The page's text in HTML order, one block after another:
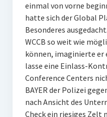
einmal von vorne
hatte sich der Global
Besonderes
WCCB so weit wie
können, imaginierte er
lasse eine Einlass-
Conference Centers
BAYER der Polizei
nach Ansicht des
Check ein riesiges